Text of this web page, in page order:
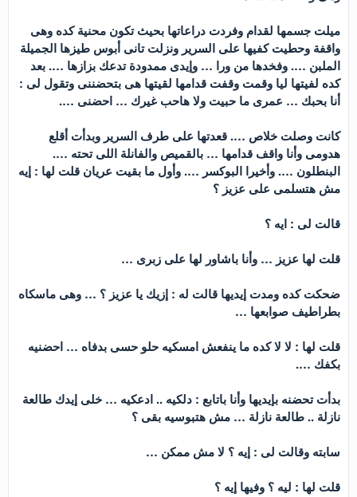
ميلت جسمها لقدام وفردت دراعاتها بحيث تكون محنية كده وهى
واقفة وحطيت كفيها على السرير ونزلت تانى أبوس طيزها الجميلة
الملبن …. وفخدها من ورا … وإيدى ممدودة تدعك بزازها …. بعد
كده لفيتها ليا وقمت وقفت قدامها لقيتها هى بتحضننى وتقول لى :
أنا بحبك … عمرى ما حبيت ولا هاحب غيرك … احضنى ….
كانت وصلت خلاص …. قعدتها على طرف السرير وبدأت أقلع
هدومى وأنا واقف قدامها … بالقميص والفانلة اللى تحته ….
البنطلون …. وأخيرا البوكسر …. وأول ما بقيت عريان قلت لها : إيه
مش هتسلمى على عزيز ؟
قالت لى : ايه ؟
قلت لها عزيز … وأنا باشاور لها على زبرى …
ضحكت كده ومدت إيديها قالت له : إزيك يا عزيز ؟ … وهى ماسكاه
بطراطيف صوابعها …
قلت لها : لا لا كده ما ينفعش امسكيه حلو حسى بدفاه … احضنيه
بكفك ….
بدأت تحضنه بإيديها وأنا باتابع : دلكيه .. ادعكيه … خلى إيدك طالعة
نازلة .. طالعة نازلة … مش هتبوسيه بقى ؟
سابته وقالت لى : إيه ؟ لا مش ممكن …
قلت لها : ليه ؟ وفيها إيه ؟